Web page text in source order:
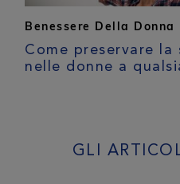
Benessere Della Donna
Come preservare la
nelle donne a
GLI